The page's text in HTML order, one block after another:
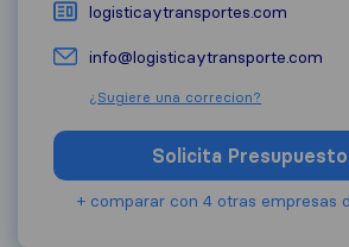
logisticaytransportes.com
info@logisticaytransporte.com
¿Sugiere una correcion?
Solicita
+ comparar con 4 otras empresas